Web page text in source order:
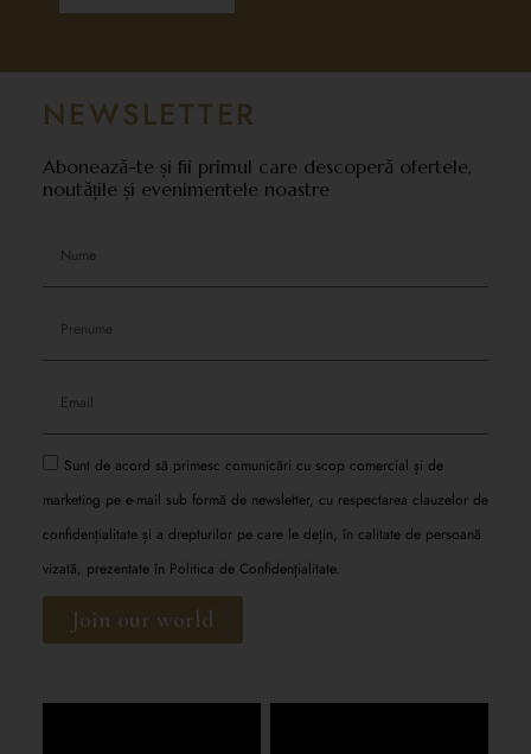
NEWSLETTER
Abonează-te și fii primul care descoperă ofertele,
noutățile și evenimentele noastre
Sunt de acord să primesc comunicări cu scop comercial și de
marketing pe e-mail sub formă de newsletter, cu respectarea clauzelor de
confidențialitate și a drepturilor pe care le dețin, în calitate de persoană
vizată, prezentate în Politica de Confidențialitate.
Join our world